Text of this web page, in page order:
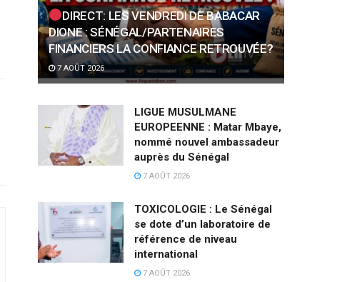
DIRECT: LES VENDREDI DE BABACAR
DIONE : SÉNÉGAL/PARTENAIRES
FINANCIERS LA CONFIANCE RETROUVÉE?
7 AOÛT 2026
LIGUE MUSULMANE
EUROPEENNE : Matar Mbaye,
nommé nouvel ambassadeur
auprès du Sénégal
7 AOÛT 2026
TOXICOLOGIE : Le Sénégal
se dote d’un laboratoire de
référence de niveau
international
7 AOÛT 2026